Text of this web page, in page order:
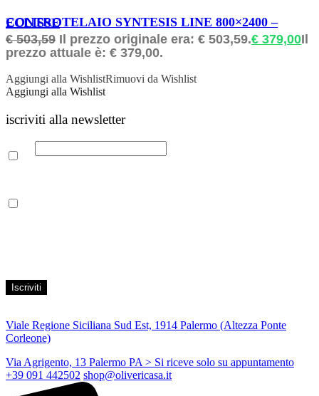
ORDINABILE
CONTROTELAIO SYNTESIS LINE 800×2400 – ECLISSE
€503,59 Il prezzo originale era: € 503,59.€ 379,00Il
prezzo attuale è: € 379,00.
Aggiungi alla WishlistRimuovi da Wishlist
Aggiungi alla Wishlist
iscriviti alla newsletter
Viale Regione Siciliana Sud Est, 1914 Palermo (Altezza Ponte
Corleone)
Via Agrigento, 13 Palermo PA > Si riceve solo su appuntamento
+39 091 442502 shop@olivericasa.it